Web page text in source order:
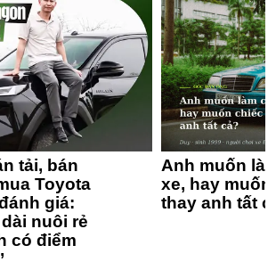
tải, bán
Toyota
giá:
nuôi rẻ
có điểm
Anh muốn
xe, hay
thay anh tất